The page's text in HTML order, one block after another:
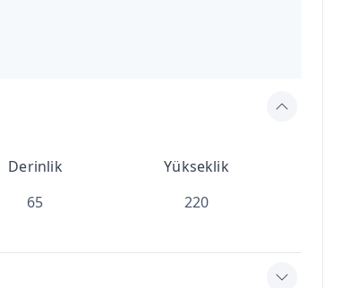
Derinlik
Yükseklik
65 220